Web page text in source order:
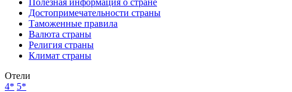
Достопримечательности страны
Таможенные правила
Валюта страны
Религия страны
Климат страны
Отели
4* 5*